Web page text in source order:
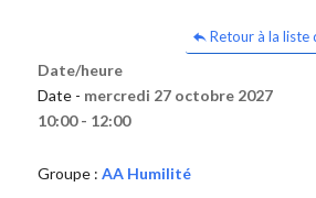
Retour à la liste
Date/heure
Date - mercredi 27 octobre 2027
10:00 - 12:00
Groupe : AA Humilité